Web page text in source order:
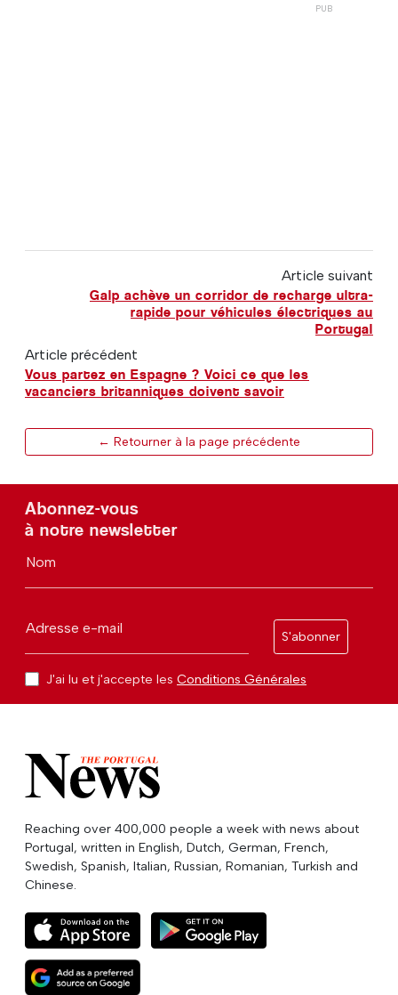
Article suivant
Galp achève un corridor de recharge ultra-
rapide pour véhicules électriques au
Portugal
Article précédent
Vous partez en Espagne ? Voici ce que les
vacanciers britanniques doivent savoir
← Retourner à la page précédente
Abonnez-vous
à notre newsletter
Nom
Adresse e-mail
S'abonner
J'ai lu et j'accepte les Conditions Générales
Reaching over 400,000 people a week with news about
Portugal, written in English, Dutch, German, French,
Swedish, Spanish, Italian, Russian, Romanian, Turkish and
Chinese.